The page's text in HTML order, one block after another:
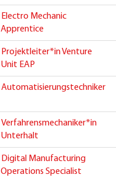
Electro Mechanic
Apprentice
Projektleiter*in Venture
Unit EAP
Automatisierungstechniker
Verfahrensmechaniker*in
Unterhalt
Digital Manufacturing
Operations Specialist